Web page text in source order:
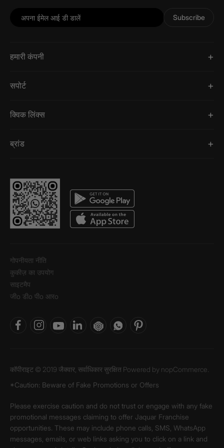
Subscribe
हमारी कंपनी
सपोर्ट
क्विक लिंक्स
ब्रांड
गोपनीयता नीति
कुकीज़ का उपयोग
साइटमैप
जीo डीo पीo आरo
कॉपीराइट © 2019 जैक्वार, सर्वाधिकार सुरक्षित Powered by nopCommerce.
*Caution: Beware of Fake Promotions or Offers
Please exercise caution and do not trust or engage with any fake
promotional messages claiming to offer Jaquar Franchise
opportunities. These may include phone calls, SMS, WhatsApp
messages, emails, or web links asking you to click on a link and